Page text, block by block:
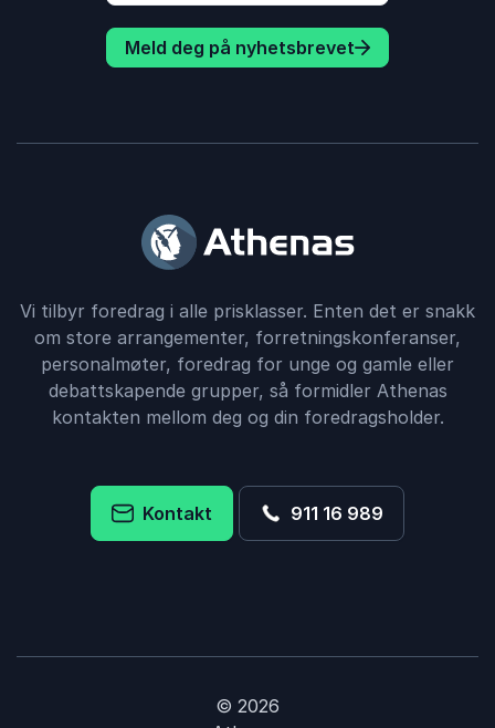
Meld deg på nyhetsbrevet
Vi tilbyr foredrag i alle prisklasser. Enten det er snakk
om store arrangementer, forretningskonferanser,
personalmøter, foredrag for unge og gamle eller
debattskapende grupper, så formidler Athenas
kontakten mellom deg og din foredragsholder.
Kontakt 911 16 989
© 2026